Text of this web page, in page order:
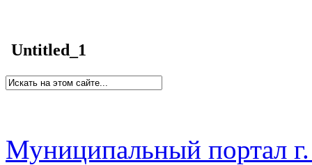
Untitled_1
Муниципальный портал